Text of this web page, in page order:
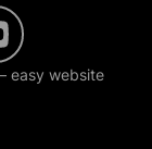
– easy website